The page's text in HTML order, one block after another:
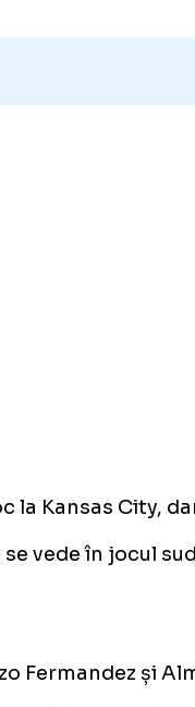
la Kansas City,
vede în jocul
Fermandez și